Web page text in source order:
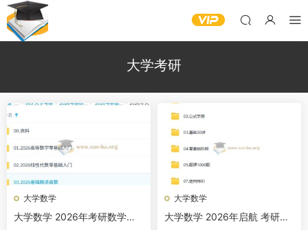
大学考研
大学数学
大学数学 2026年考研数学火
大学数学
大学数学 2026年启航 考研数